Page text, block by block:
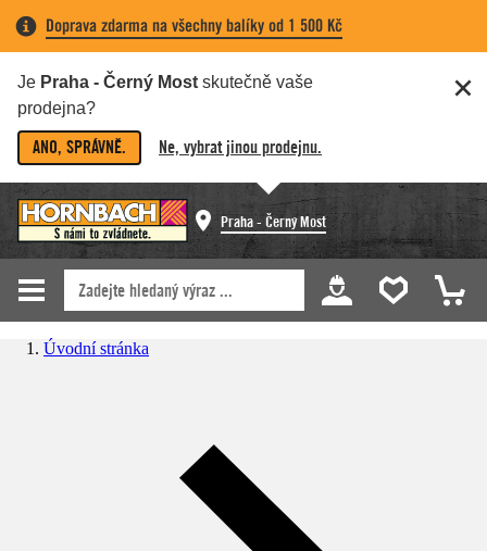
Doprava zdarma na všechny balíky od 1 500 Kč
Je Praha - Černý Most skutečně vaše
prodejna?
ANO, SPRÁVNĚ. Ne, vybrat jinou prodejnu.
Praha - Černý Most
Úvodní stránka